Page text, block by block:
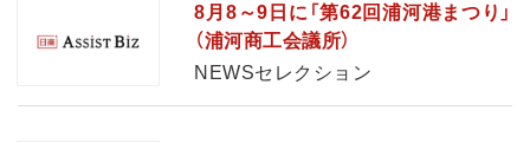
8月8～9日に「第62回浦河港まつり」
（浦河商工会議所）
NEWSセレクション